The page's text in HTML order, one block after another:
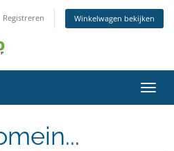
Registreren Winkelwagen bekijken
in-/